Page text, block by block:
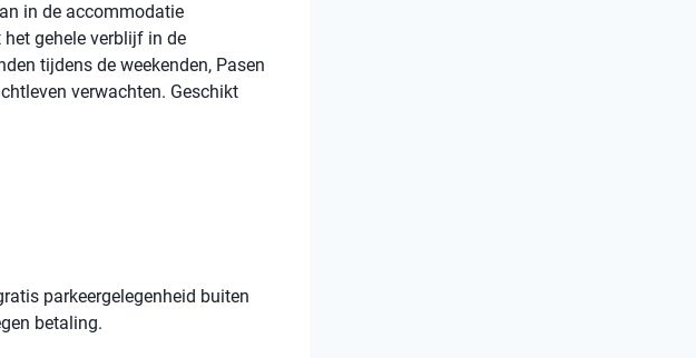
in de accommodatie
gehele verblijf in de
tijdens de weekenden, Pasen
verwachten. Geschikt
parkeergelegenheid buiten
betaling.